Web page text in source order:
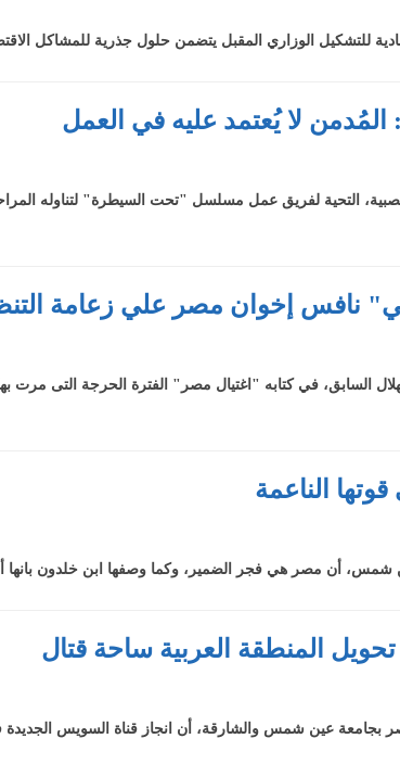
للتشكيل الوزاري المقبل يتضمن حلول جذرية للمشاكل
لا يُعتمد عليه في العمل
التحية لفريق عمل مسلسل "تحت السيطرة" لتناوله
نافس إخوان مصر علي زعامة
في كتابه "اغتيال مصر" الفترة الحرجة التى مرت بها
الناعمة
شمس، أن مصر هي فجر الضمير، وكما وصفها ابن خلدون بانها
المنطقة العربية ساحة قتال
بجامعة عين شمس والشارقة، أن انجاز قناة السويس